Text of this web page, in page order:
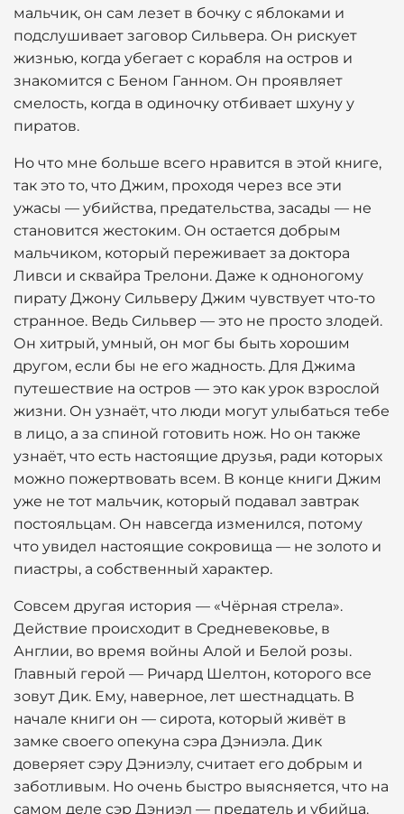
мальчик, он сам лезет в бочку с яблоками и
подслушивает заговор Сильвера. Он рискует
жизнью, когда убегает с корабля на остров и
знакомится с Беном Ганном. Он проявляет
смелость, когда в одиночку отбивает шхуну у
пиратов.
Но что мне больше всего нравится в этой книге,
так это то, что Джим, проходя через все эти
ужасы — убийства, предательства, засады — не
становится жестоким. Он остается добрым
мальчиком, который переживает за доктора
Ливси и сквайра Трелони. Даже к одноногому
пирату Джону Сильверу Джим чувствует что-то
странное. Ведь Сильвер — это не просто злодей.
Он хитрый, умный, он мог бы быть хорошим
другом, если бы не его жадность. Для Джима
путешествие на остров — это как урок взрослой
жизни. Он узнаёт, что люди могут улыбаться тебе
в лицо, а за спиной готовить нож. Но он также
узнаёт, что есть настоящие друзья, ради которых
можно пожертвовать всем. В конце книги Джим
уже не тот мальчик, который подавал завтрак
постояльцам. Он навсегда изменился, потому
что увидел настоящие сокровища — не золото и
пиастры, а собственный характер.
Совсем другая история — «Чёрная стрела».
Действие происходит в Средневековье, в
Англии, во время войны Алой и Белой розы.
Главный герой — Ричард Шелтон, которого все
зовут Дик. Ему, наверное, лет шестнадцать. В
начале книги он — сирота, который живёт в
замке своего опекуна сэра Дэниэла. Дик
доверяет сэру Дэниэлу, считает его добрым и
заботливым. Но очень быстро выясняется, что на
самом деле сэр Дэниэл — предатель и убийца.